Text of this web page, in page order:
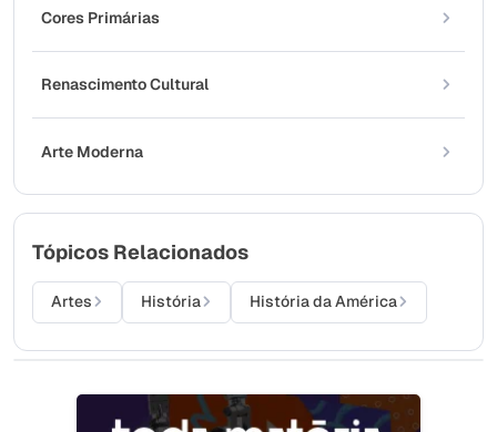
Cores Primárias
Renascimento Cultural
Arte Moderna
Tópicos Relacionados
Artes História História da América